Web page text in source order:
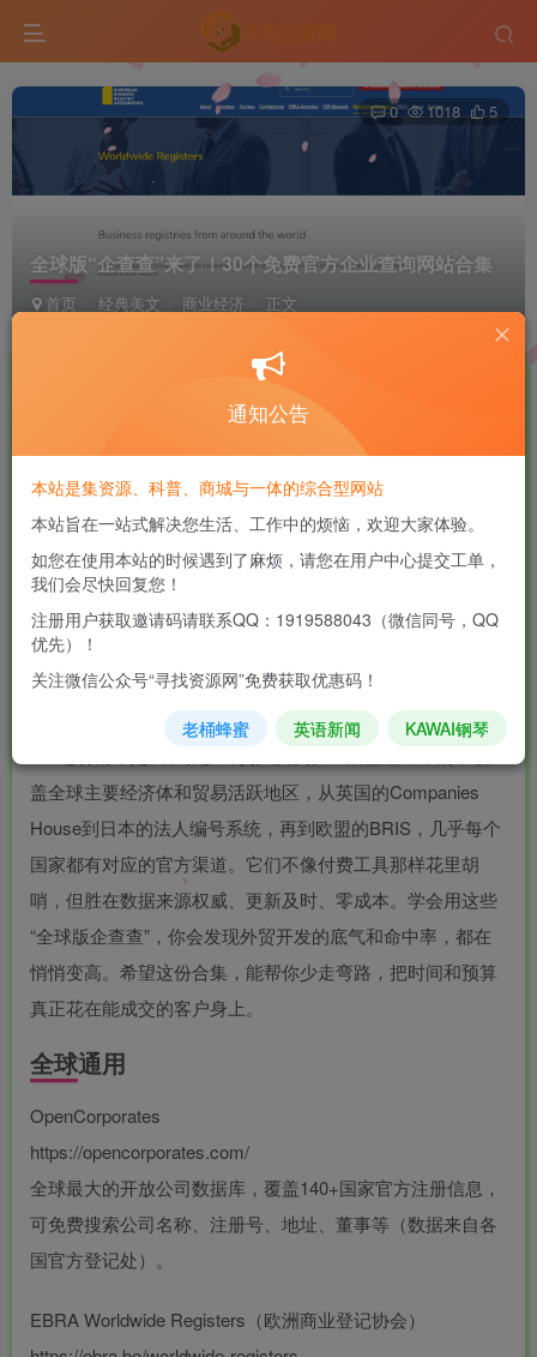
全球版“企查查”来了！30个免费官方企业查询网站合集
首页 经典美文 商业经济 正文
0 1018 5
良好 · 560
客户背景查不清楚，开发再努力也大概率是竹篮打水。以前
花大价钱买数据库、买线索，结果数据陈旧、邮箱打不通、
公司根本不存在。后来才慢慢摸索出规律——真正靠谱的信
息，往往藏在各国官方的注册登记系统里，而不是那些商业
化的“神器”平台。这些免费的政府网站和公开查询入口，才
是外贸人查企业真实底细、验证客户、规避风险的底层工
这份清单是我和很多外贸人反复验证后整理出来的，覆
盖全球主要经济体和贸易活跃地区，从英国的Companies
House到日本的法人编号系统，再到欧盟的BRIS，几乎每个
国家都有对应的官方渠道。它们不像付费工具那样花里胡
哨，但胜在数据来源权威、更新及时、零成本。学会用这些
“全球版企查查”，你会发现外贸开发的底气和命中率，都在
悄悄变高。希望这份合集，能帮你少走弯路，把时间和预算
真正花在能成交的客户身上。
全球通用
OpenCorporates
https://opencorporates.com/
全球最大的开放公司数据库，覆盖140+国家官方注册信息，
可免费搜索公司名称、注册号、地址、董事等（数据来自各
国官方登记处）。
EBRA Worldwide Registers（欧洲商业登记协会）
通知公告
本站是集资源、科普、商城与一体的综合型网站
本站旨在一站式解决您生活、工作中的烦恼，欢迎大家体验。
如您在使用本站的时候遇到了麻烦，请您在用户中心提交工单，
我们会尽快回复您！
注册用户获取邀请码请联系QQ：1919588043（微信同号，QQ
优先）！
关注微信公众号“寻找资源网”免费获取优惠码！
老桶蜂蜜 英语新闻 KAWAI钢琴